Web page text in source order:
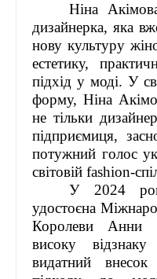
Ніна
дизайнерка, яка
нову культуру
естетику,
підхід у моді. У
форму, Ніна
не тільки
підприємиця,
потужний голос
світовій fashion-
У 2024
удостоєна
Королеви Анни
високу
видатний